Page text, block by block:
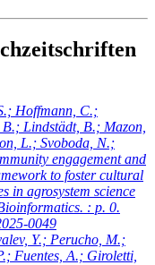
Hoffmann, C.;
Lindstädt, B.; Mazon,
L.; Svoboda, N.;
engagement and
to foster cultural
in agrosystem science
: p. 0.
0049
Y.; Perucho, M.;
Fuentes, A.; Giroletti,